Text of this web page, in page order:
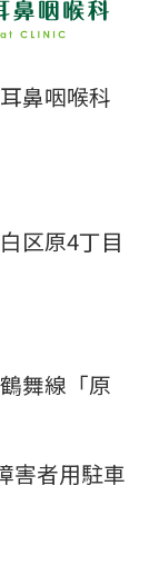
鼻咽喉科
区原4丁目
舞線「原
害者用駐車